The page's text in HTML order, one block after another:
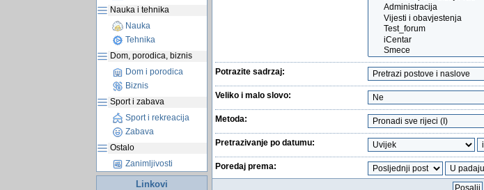
Nauka i tehnika
Nauka
Tehnika
Dom, porodica, biznis
Dom i porodica
Biznis
Sport i zabava
Sport i rekreacija
Zabava
Ostalo
Zanimljivosti
Linkovi
Potrazite sadrzaj:
Veliko i malo slovo:
Metoda:
Pretrazivanje po datumu:
Poredaj prema: